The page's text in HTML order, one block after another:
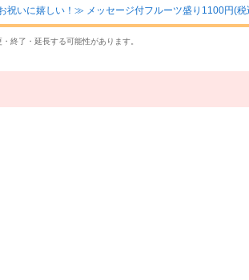
祝いに嬉しい！≫ メッセージ付フルーツ盛り1100円(税
終了・延長する可能性があります。